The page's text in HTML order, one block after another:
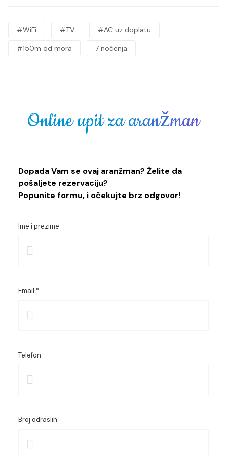
#WiFi #TV
#AC uz doplatu
#150m od mora
7 noćenja
Online upit za aranžman
Dopada Vam se ovaj aranžman? Želite da
pošaljete rezervaciju?
Popunite formu, i očekujte brz odgovor!
Ime i prezime
Email *
Telefon
Broj odraslih